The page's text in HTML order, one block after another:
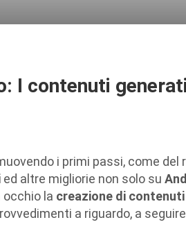
I contenuti
i primi passi, come del
ed altre migliorie non solo su
occhio la creazione di
a riguardo, a